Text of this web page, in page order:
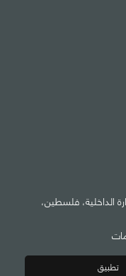
الداخلية، فلسطين،
تطبيق